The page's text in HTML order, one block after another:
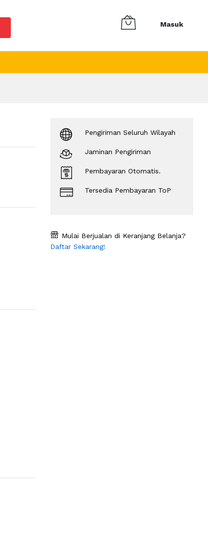
Masuk
Pengiriman Seluruh Wilayah
Jaminan Pengiriman
Pembayaran Otomatis.
Tersedia Pembayaran ToP
Mulai Berjualan di Keranjang Belanja?
Daftar Sekarang!